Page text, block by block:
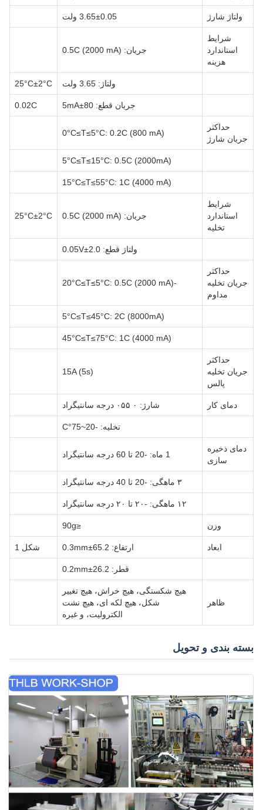
ولتاژ شارژ 3.65±0.05 ولت
شرایط
استاندارد
هزینه
جریان: 0.5C (2000 mA)
ولتاژ: 3.65 ولت 25°C±2°C
جریان قطع: 80±5mA 0.02C
حداکثر
جریان شارژ
0°C≤T≤5°C: 0.2C (800 mA)
5°C≤T≤15°C: 0.5C (2000mA)
15°C≤T≤55°C: 1C (4000 mA)
شرایط
استاندارد
تخلیه
جریان: 0.5C (2000 mA) 25°C±2°C
ولتاژ قطع: 2.0±0.05V
حداکثر
جریان تخلیه
مداوم
-20°C≤T≤5°C: 0.5C (2000 mA)
5°C≤T≤45°C: 2C (8000mA)
45°C≤T≤75°C: 1C (4000 mA)
حداکثر
جریان تخلیه
پالس
15A (5s)
دمای کار شارژ: ۰ ۰۵۵ درجه سانتیگراد
تخلیه: -20~75°C
دمای ذخیره
سازی
1 ماه: -20 تا 60 درجه سانتیگراد
۳ ماهگی: -20 تا 40 درجه سانتیگراد
۱۲ ماهگی: -۲۰ تا ۲۰ درجه سانتیگراد
وزن ≤90g
ابعاد ارتفاع: 65.2±0.3mm شکل 1
قطر: 26.2±0.2mm
ظاهر
هیچ شکستگی، هیچ خراش، هیچ تغییر
شکل، هیچ لکه ای، هیچ نشت
الکترولیت، و غیره
بسته بندی و تحویل